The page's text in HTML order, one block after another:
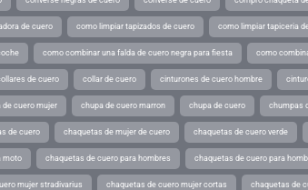
de cuero como limpiar tapizados de cuero como limpiar tapiceria
como combinar una falda de cuero negra para fiesta como
de cuero collar de cuero cinturones de cuero hombre
de cuero mujer chupa de cuero marron chupa de cuero chumpas
de cuero chaquetas de mujer de cuero chaquetas de cuero verde
moto chaquetas de cuero para hombres chaquetas de cuero para
mujer stradivarius chaquetas de cuero mujer cortas chaquetas de